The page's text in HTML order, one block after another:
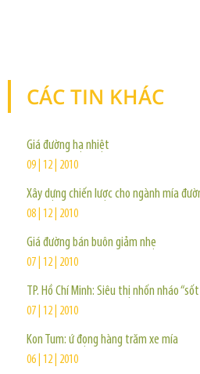
CÁC TIN KHÁC
Giá đường hạ nhiệt
09 | 12 | 2010
Xây dựng chiến lược cho ngành mía
08 | 12 | 2010
Giá đường bán buôn giảm nhẹ
07 | 12 | 2010
TP. Hồ Chí Minh: Siêu thị nhốn nháo
07 | 12 | 2010
Kon Tum: ứ đọng hàng trăm xe mía
06 | 12 | 2010